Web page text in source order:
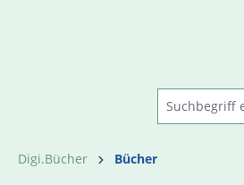
Digi.Bücher Bücher